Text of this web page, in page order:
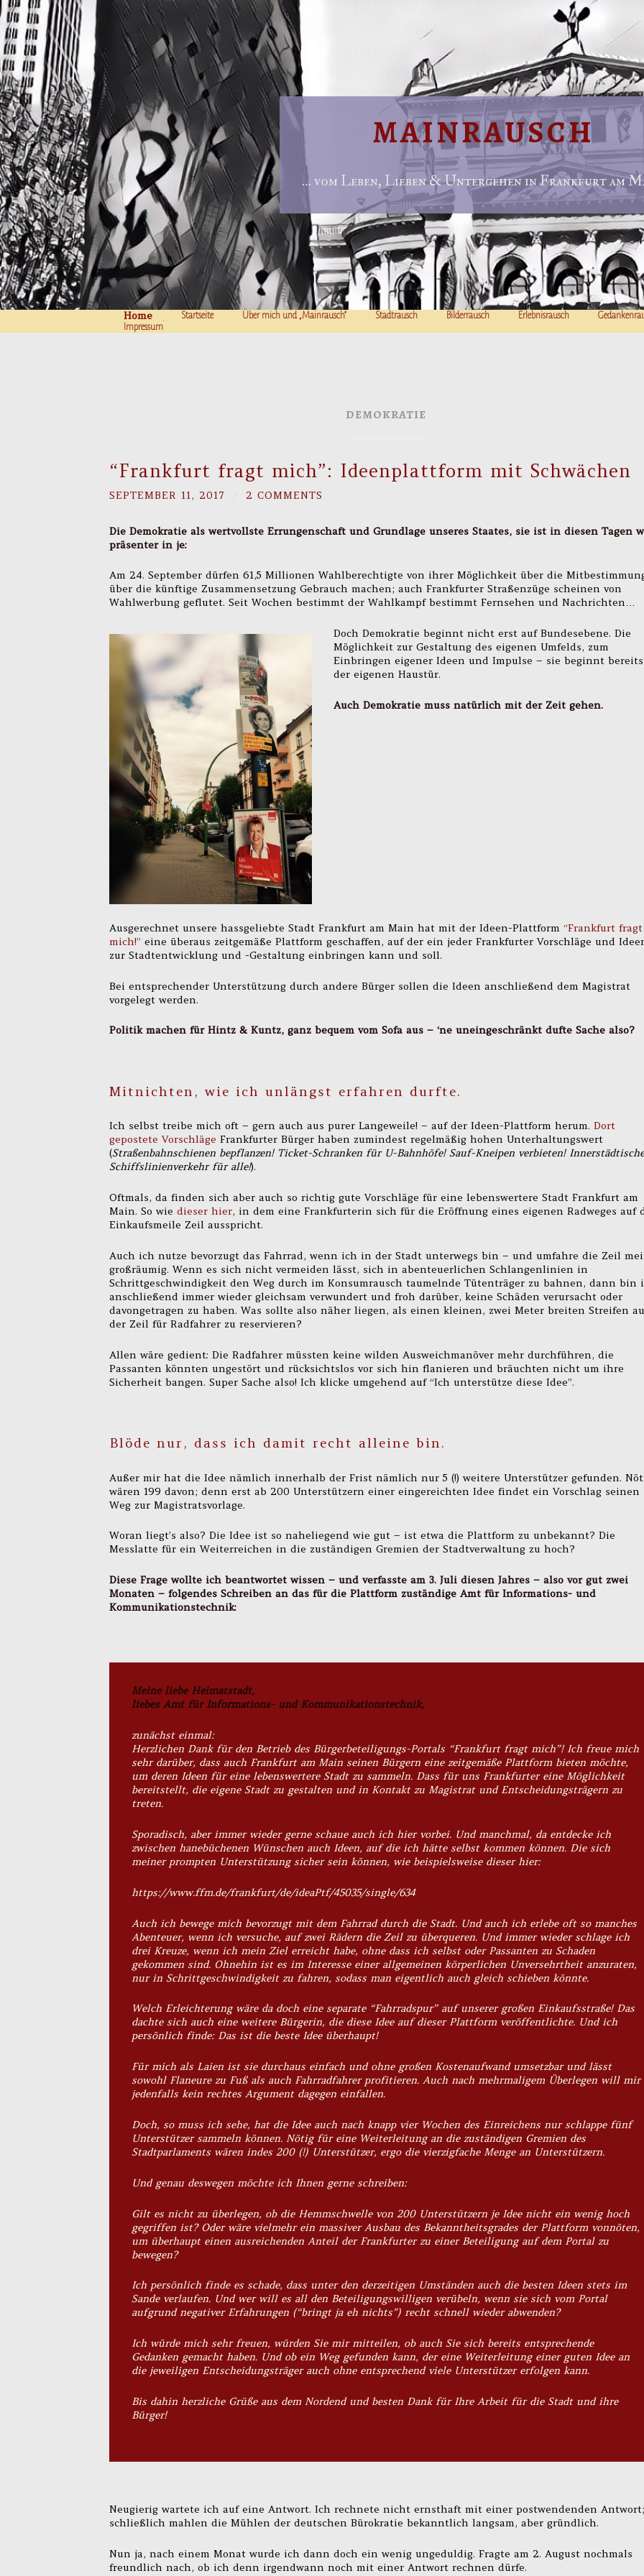
MAINRAUSCH
… vom Leben, Lieben & Untergehen in Frankfurt am
Home Startseite Über mich und „Mainrausch“ Stadtrausch Bilderrausch Erlebnisrausch
Impressum
DEMOKRATIE
“Frankfurt fragt mich”: Ideenplattform mit Schwächen
SEPTEMBER 11, 2017 2 COMMENTS
Die Demokratie als wertvollste Errungenschaft und Grundlage unseres Staates, sie ist in diesen Tagen
präsenter in je:
Am 24. September dürfen 61,5 Millionen Wahlberechtigte von ihrer Möglichkeit über die
über die künftige Zusammensetzung Gebrauch machen; auch Frankfurter Straßenzüge scheinen von
Wahlwerbung geflutet. Seit Wochen bestimmt der Wahlkampf bestimmt Fernsehen und Nachrichten…
Doch Demokratie beginnt nicht erst auf Bundesebene. Die
Möglichkeit zur Gestaltung des eigenen Umfelds, zum
Einbringen eigener Ideen und Impulse – sie beginnt
der eigenen Haustür.
Auch Demokratie muss natürlich mit der Zeit gehen.
Ausgerechnet unsere hassgeliebte Stadt Frankfurt am Main hat mit der Ideen-Plattform “Frankfurt fragt
mich!” eine überaus zeitgemäße Plattform geschaffen, auf der ein jeder Frankfurter Vorschläge und
zur Stadtentwicklung und -Gestaltung einbringen kann und soll.
Bei entsprechender Unterstützung durch andere Bürger sollen die Ideen anschließend dem Magistrat
vorgelegt werden.
Politik machen für Hintz & Kuntz, ganz bequem vom Sofa aus – ‘ne uneingeschränkt dufte Sache also?
Mitnichten, wie ich unlängst erfahren durfte.
Ich selbst treibe mich oft – gern auch aus purer Langeweile! – auf der Ideen-Plattform herum. Dort
gepostete Vorschläge Frankfurter Bürger haben zumindest regelmäßig hohen Unterhaltungswert
(Straßenbahnschienen bepflanzen! Ticket-Schranken für U-Bahnhöfe! Sauf-Kneipen verbieten!
Schiffslinienverkehr für alle!).
Oftmals, da finden sich aber auch so richtig gute Vorschläge für eine lebenswertere Stadt Frankfurt am
Main. So wie dieser hier, in dem eine Frankfurterin sich für die Eröffnung eines eigenen Radweges auf
Einkaufsmeile Zeil ausspricht.
Auch ich nutze bevorzugt das Fahrrad, wenn ich in der Stadt unterwegs bin – und umfahre die Zeil
großräumig. Wenn es sich nicht vermeiden lässt, sich in abenteuerlichen Schlangenlinien in
Schrittgeschwindigkeit den Weg durch im Konsumrausch taumelnde Tütenträger zu bahnen, dann bin
anschließend immer wieder gleichsam verwundert und froh darüber, keine Schäden verursacht oder
davongetragen zu haben. Was sollte also näher liegen, als einen kleinen, zwei Meter breiten Streifen
der Zeil für Radfahrer zu reservieren?
Allen wäre gedient: Die Radfahrer müssten keine wilden Ausweichmanöver mehr durchführen, die
Passanten könnten ungestört und rücksichtslos vor sich hin flanieren und bräuchten nicht um ihre
Sicherheit bangen. Super Sache also! Ich klicke umgehend auf “Ich unterstütze diese Idee”.
Blöde nur, dass ich damit recht alleine bin.
Außer mir hat die Idee nämlich innerhalb der Frist nämlich nur 5 (!) weitere Unterstützer gefunden.
wären 199 davon; denn erst ab 200 Unterstützern einer eingereichten Idee findet ein Vorschlag seinen
Weg zur Magistratsvorlage.
Woran liegt’s also? Die Idee ist so naheliegend wie gut – ist etwa die Plattform zu unbekannt? Die
Messlatte für ein Weiterreichen in die zuständigen Gremien der Stadtverwaltung zu hoch?
Diese Frage wollte ich beantwortet wissen – und verfasste am 3. Juli diesen Jahres – also vor gut zwei
Monaten – folgendes Schreiben an das für die Plattform zuständige Amt für Informations- und
Kommunikationstechnik:
Meine liebe Heimatstadt,
liebes Amt für Informations- und Kommunikationstechnik,
zunächst einmal:
Herzlichen Dank für den Betrieb des Bürgerbeteiligungs-Portals “Frankfurt fragt mich”! Ich freue mich
sehr darüber, dass auch Frankfurt am Main seinen Bürgern eine zeitgemäße Plattform bieten möchte,
um deren Ideen für eine lebenswertere Stadt zu sammeln. Dass für uns Frankfurter eine Möglichkeit
bereitstellt, die eigene Stadt zu gestalten und in Kontakt zu Magistrat und Entscheidungsträgern zu
treten.
Sporadisch, aber immer wieder gerne schaue auch ich hier vorbei. Und manchmal, da entdecke ich
zwischen hanebüchenen Wünschen auch Ideen, auf die ich hätte selbst kommen können. Die sich
meiner prompten Unterstützung sicher sein können, wie beispielsweise dieser hier:
https://www.ffm.de/frankfurt/de/ideaPtf/45035/single/634
Auch ich bewege mich bevorzugt mit dem Fahrrad durch die Stadt. Und auch ich erlebe oft so manches
Abenteuer, wenn ich versuche, auf zwei Rädern die Zeil zu überqueren. Und immer wieder schlage ich
drei Kreuze, wenn ich mein Ziel erreicht habe, ohne dass ich selbst oder Passanten zu Schaden
gekommen sind. Ohnehin ist es im Interesse einer allgemeinen körperlichen Unversehrtheit anzuraten,
nur in Schrittgeschwindigkeit zu fahren, sodass man eigentlich auch gleich schieben könnte.
Welch Erleichterung wäre da doch eine separate “Fahrradspur” auf unserer großen Einkaufsstraße! Das
dachte sich auch eine weitere Bürgerin, die diese Idee auf dieser Plattform veröffentlichte. Und ich
persönlich finde: Das ist die beste Idee überhaupt!
Für mich als Laien ist sie durchaus einfach und ohne großen Kostenaufwand umsetzbar und lässt
sowohl Flaneure zu Fuß als auch Fahrradfahrer profitieren. Auch nach mehrmaligem Überlegen will mir
jedenfalls kein rechtes Argument dagegen einfallen.
Doch, so muss ich sehe, hat die Idee auch nach knapp vier Wochen des Einreichens nur schlappe fünf
Unterstützer sammeln können. Nötig für eine Weiterleitung an die zuständigen Gremien des
Stadtparlaments wären indes 200 (!) Unterstützer, ergo die vierzigfache Menge an Unterstützern.
Und genau deswegen möchte ich Ihnen gerne schreiben:
Gilt es nicht zu überlegen, ob die Hemmschwelle von 200 Unterstützern je Idee nicht ein wenig hoch
gegriffen ist? Oder wäre vielmehr ein massiver Ausbau des Bekanntheitsgrades der Plattform vonnöten,
um überhaupt einen ausreichenden Anteil der Frankfurter zu einer Beteiligung auf dem Portal zu
bewegen?
Ich persönlich finde es schade, dass unter den derzeitigen Umständen auch die besten Ideen stets im
Sande verlaufen. Und wer will es all den Beteiligungswilligen verübeln, wenn sie sich vom Portal
aufgrund negativer Erfahrungen (“bringt ja eh nichts”) recht schnell wieder abwenden?
Ich würde mich sehr freuen, würden Sie mir mitteilen, ob auch Sie sich bereits entsprechende
Gedanken gemacht haben. Und ob ein Weg gefunden kann, der eine Weiterleitung einer guten Idee an
die jeweiligen Entscheidungsträger auch ohne entsprechend viele Unterstützer erfolgen kann.
Bis dahin herzliche Grüße aus dem Nordend und besten Dank für Ihre Arbeit für die Stadt und ihre
Bürger!
Neugierig wartete ich auf eine Antwort. Ich rechnete nicht ernsthaft mit einer postwendenden Antwort;
schließlich mahlen die Mühlen der deutschen Bürokratie bekanntlich langsam, aber gründlich.
Nun ja, nach einem Monat wurde ich dann doch ein wenig ungeduldig. Fragte am 2. August nochmals
freundlich nach, ob ich denn irgendwann noch mit einer Antwort rechnen dürfe.